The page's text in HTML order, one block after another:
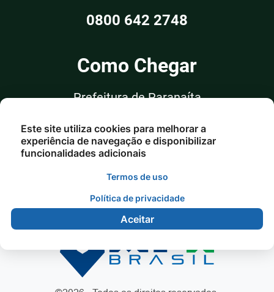
0800 642 2748
Como Chegar
Prefeitura de Paranaíta
Rua Alceu Rossi, nº 351, Sala 03
Centro - Paranaíta/MT
Este site utiliza cookies para melhorar a
experiência de navegação e disponibilizar
funcionalidades adicionais
Termos de uso
Política de privacidade
Aceitar